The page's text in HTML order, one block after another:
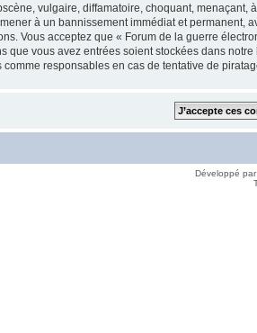
vulgaire, diffamatoire, choquant,
à un bannissement immédiat et permanent,
Vous acceptez que « Forum de la guerre
que vous avez entrées soient stockées dans
responsables en cas de tentative de
Développé par